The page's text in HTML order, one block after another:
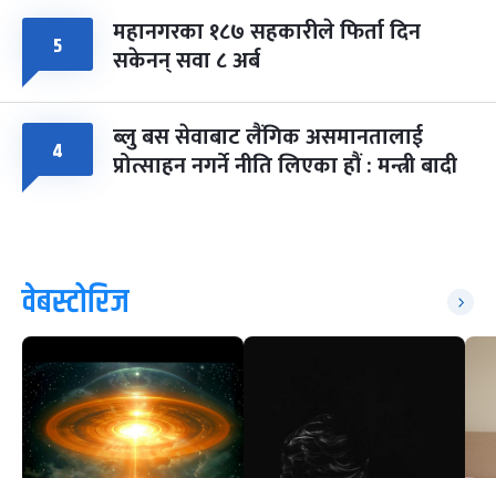
५ महानगरका १८७ सहकारीले फिर्ता दिन
सकेनन् सवा ८ अर्ब
४ ब्लु बस सेवाबाट लैंगिक असमानतालाई
प्रोत्साहन नगर्ने नीति लिएका हौं : मन्त्री बादी
वेबस्टोरिज